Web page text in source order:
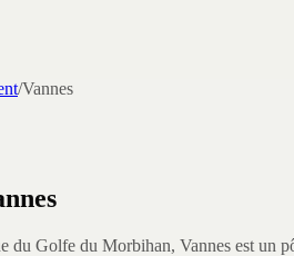
/Vannes
du Golfe du Morbihan, Vannes est un